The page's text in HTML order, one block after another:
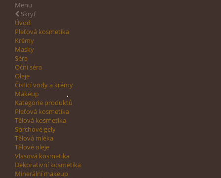
Menu
Skryť
Úvod
Pleťová kosmetika
Krémy
Masky
Séra
Oční séra
Oleje
Čisticí vody a krémy
Makeup
Kategorie produktů
Pleťová kosmetika
Tělová kosmetika
Sprchové gely
Tělová mléka
Tělové oleje
Vlasová kosmetika
Dekorativní kosmetika
Minerální makeup